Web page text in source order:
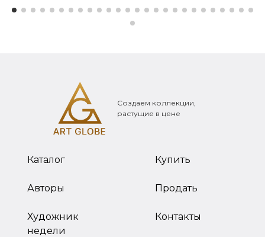
Создаем коллекции,
растущие в цене
Каталог
Авторы
Художник
недели
Купить
Продать
Контакты